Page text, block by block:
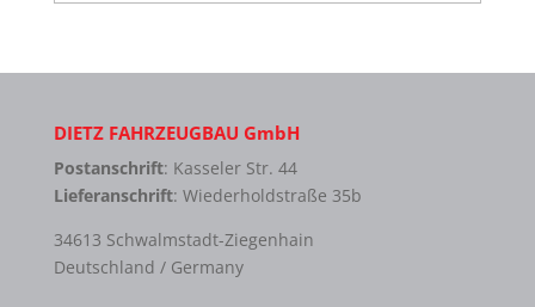
DIETZ FAHRZEUGBAU GmbH
Postanschrift: Kasseler Str. 44
Lieferanschrift: Wiederholdstraße 35b
34613 Schwalmstadt-Ziegenhain
Deutschland / Germany